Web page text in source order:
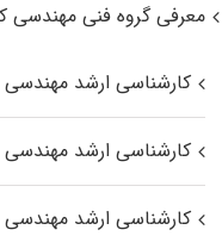
معرفی گروه فنی مهندسی
کارشناسی ارشد
کارشناسی ارشد مهندسی
کارشناسی ارشد مهندسی